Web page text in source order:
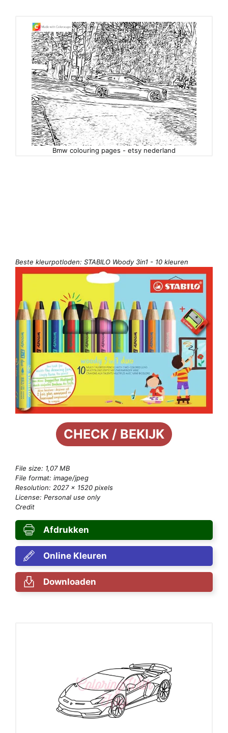
Bmw colouring pages - etsy nederland
Beste kleurpotloden: STABILO Woody 3in1 - 10 kleuren
CHECK / BEKIJK
File size: 1,07 MB
File format: image/jpeg
Resolution: 2027 × 1520 pixels
License: Personal use only
Credit
Afdrukken
Online Kleuren
Downloaden